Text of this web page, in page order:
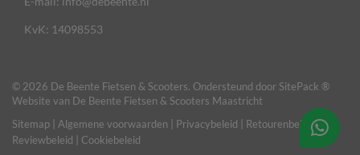
KvK: 14098553
© 2026 De Beente Fietsen & Scooters. Ondersteund door SitePack ®
Website van De Beente Fietsen & Scooters Maastricht
Sitemap
Algemene voorwaarden Privacybeleid
Retourenbeleid
Reviewbeleid
Cookiebeleid